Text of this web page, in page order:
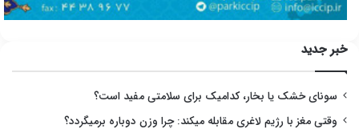
خبر جدید
سونای خشک یا بخار، کدامیک برای سلامتی مفید است؟
وقتی مغز با رژیم لاغری مقابله میکند: چرا وزن دوباره برمیگردد؟